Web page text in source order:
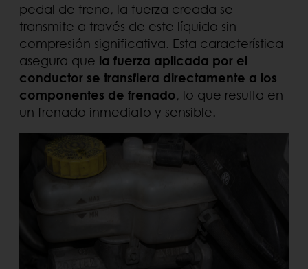
pedal de freno, la fuerza creada se
transmite a través de este líquido sin
compresión significativa. Esta característica
asegura que la fuerza aplicada por el
conductor se transfiera directamente a los
componentes de frenado, lo que resulta en
un frenado inmediato y sensible.